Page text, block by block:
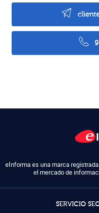
eInforma es una marca
el mercado de
SERVICIO